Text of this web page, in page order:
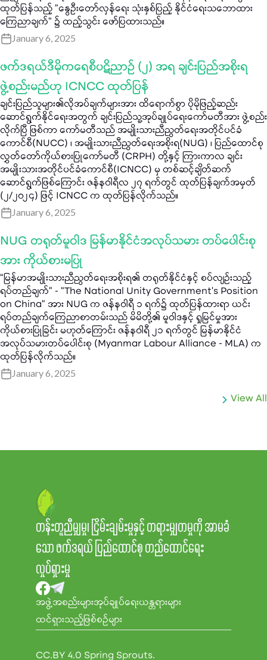
ထုတ်ပြန်သည့် "နွေဦးတော်လှန်ရေး သုံးနှစ်ပြည့် နိုင်ငံရေးသဘောထား
ကြေညာချက်" ၌ ထည့်သွင်း ဖော်ပြထားသည်။
January 6, 2025
ဖက်ဒရယ်ဒီမိုကရေစီပဋိညာဉ် (၂) အရ ချင်းပြည်အစိုးရ
ဖွဲ့စည်းမည်ဟု ICNCC ထုတ်ပြန်
ချင်းပြည်သူများ၏လိုအပ်ချက်များအား ထိရောက်စွာ ပိုမိုဖြည့်ဆည်း
ဆောင်ရွက်နိုင်ရေးအတွက် ချင်းပြည်သူ့အုပ်ချုပ်ရေးကော်မတီအား ဖွဲ့စည်း
လိုက်ပြီ ဖြစ်ကာ ကော်မတီသည် အမျိုးသားညီညွတ်ရေးအတိုင်ပင်ခံ
ကောင်စီ(NUCC) ၊ အမျိုးသားညီညွတ်ရေးအစိုးရ(NUG) ၊ ပြည်ထောင်စု
လွှတ်တော်ကိုယ်စားပြုကော်မတီ (CRPH) တို့နှင့် ကြားကာလ ချင်း
အမျိုးသားအတိုင်ပင်ခံကောင်စီ(ICNCC) မှ တစ်ဆင့်ချိတ်ဆက်
ဆောင်ရွက်ဖြစ်ကြောင်း ဇန်နဝါရီလ ၂၇ ရက်တွင် ထုတ်ပြန်ချက်အမှတ်
(၂/၂၀၂၄) ဖြင့် ICNCC က ထုတ်ပြန်လိုက်သည်။
January 6, 2025
NUG တရုတ်မူဝါဒ မြန်မာနိုင်ငံအလုပ်သမား တပ်ပေါင်းစု
အား ကိုယ်စားမပြု
“မြန်မာအမျိုးသားညီညွတ်ရေးအစိုးရ၏ တရုတ်နိုင်ငံနှင့် စပ်လျဉ်းသည့်
ရပ်တည်ချက်” - “The National Unity Government’s Position
on China” အား NUG က ဇန်နဝါရီ ၁ ရက်၌ ထုတ်ပြန်ထားရာ ယင်း
ရပ်တည်ချက်ကြေညာစာတမ်းသည် မိမိတို့၏ မူဝါဒနှင့် ရှုမြင်မှုအား
ကိုယ်စားပြုခြင်း မဟုတ်ကြောင်း ဇန်နဝါရီ ၂၁ ရက်တွင် မြန်မာနိုင်ငံ
အလုပ်သမားတပ်ပေါင်းစု (Myanmar Labour Alliance - MLA) က
ထုတ်ပြန်လိုက်သည်။
January 6, 2025
View All
တန်းတူညီမျှမှု၊ ငြိမ်းချမ်းမှုနှင့် တရားမျှတမှုကို အာမခံ
သော ဖက်ဒရယ် ပြည်ထောင်စု တည်ထောင်ရေး
လှုပ်ရှားမှု
အုပ်ချုပ်ရေးယန္တရားများ
အဖွဲ့အစည်းများ
ထင်ရှားသည့်ဖြစ်စဉ်များ
CC.BY 4.0 Spring Sprouts.